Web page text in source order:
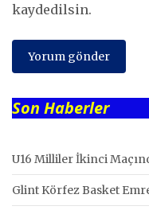
kaydedilsin.
Son Haberler
U16 Milliler İkinci
Glint Körfez Basket